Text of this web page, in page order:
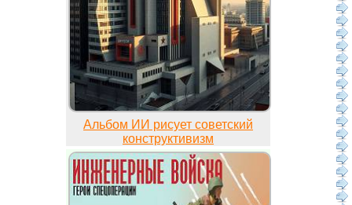
Альбом ИИ рисует советский
конструктивизм